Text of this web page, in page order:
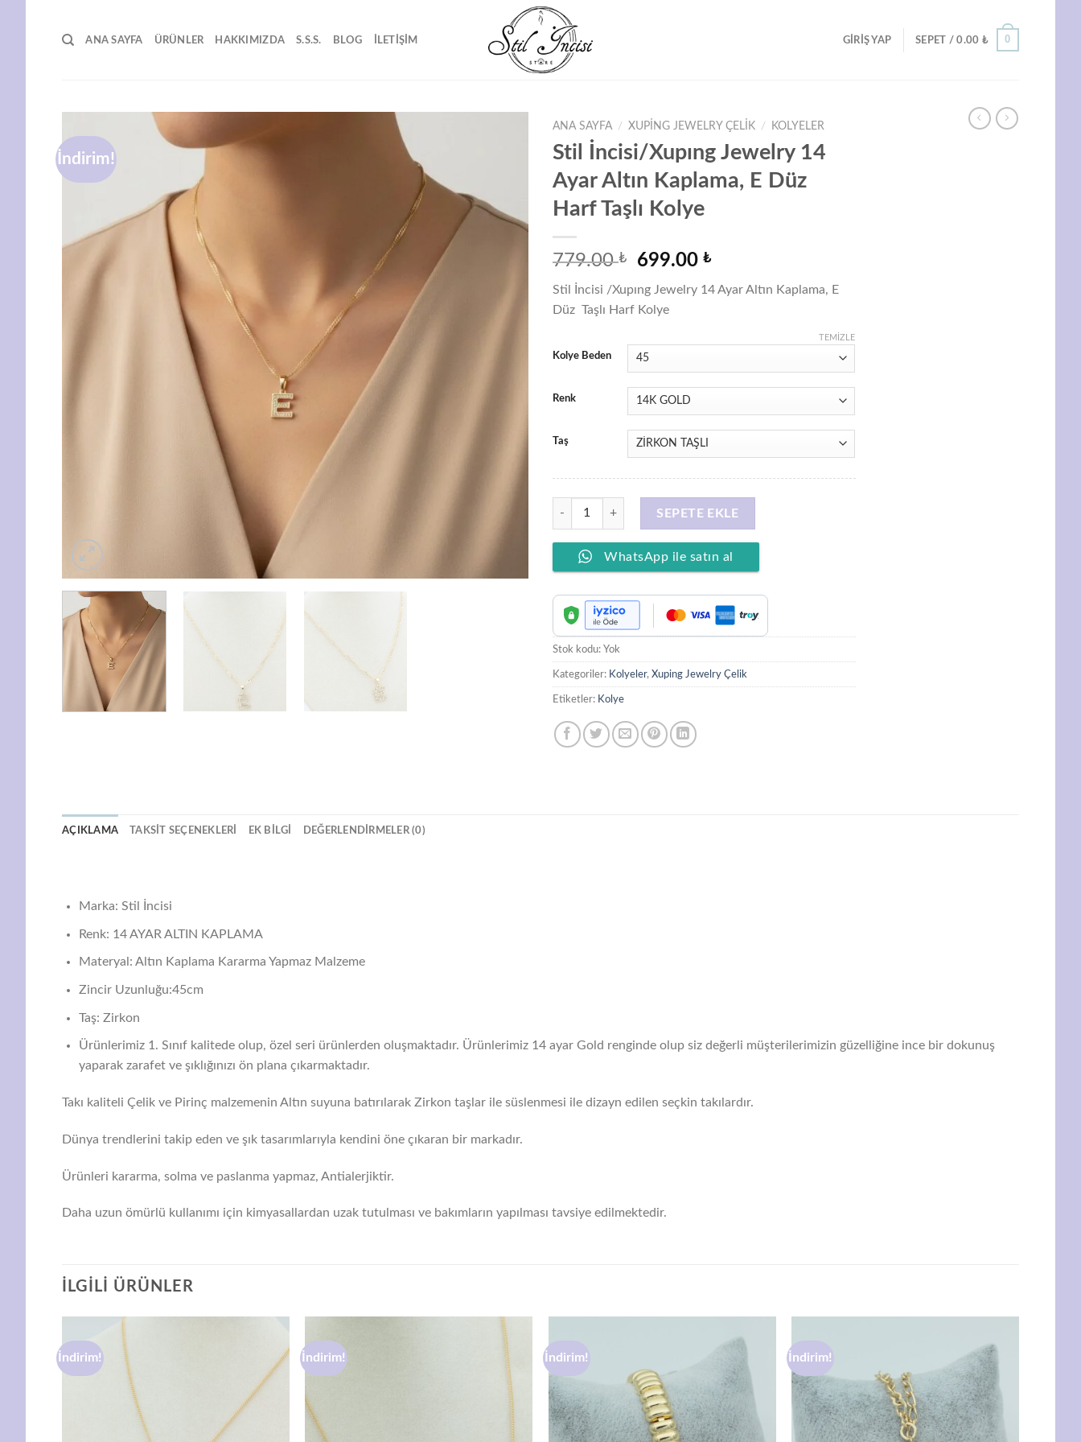
ANA SAYFA ÜRÜNLER HAKKIMIZDA S.S.S. BLOG İLETIŞIM GIRIŞ YAP SEPET /0.00 ₺ 0
İndirim!
Favorilere
ekle
ANA SAYFA / XUPING JEWELRY ÇELIK / KOLYELER
Stil İncisi/Xupıng Jewelry 14
Ayar Altın Kaplama, E Düz
Harf Taşlı Kolye
779.00₺
Orijinal
779.00 ₺.
699.00₺Şu
fiyat:
Stil İncisi /Xupıng Jewelry 14 Ayar Altın Kaplama, E
Düz Taşlı Harf Kolye
Kolye Beden
Renk
Taş
TEMIZLE
Stil İncisi/Xupıng Jewelry 14 Ayar Altın Kaplama, E Düz Harf Taşlı Kolye adet
SEPETE EKLE
WhatsApp ile satın al
Stok kodu: Yok
Kategoriler: Kolyeler, Xuping Jewelry Çelik
Etiketler: Kolye
AÇIKLAMA TAKSIT SEÇENEKLERI EK BILGI DEĞERLENDIRMELER (0)
Marka: Stil İncisi
Renk: 14 AYAR ALTIN KAPLAMA
Materyal: Altın Kaplama Kararma Yapmaz Malzeme
Zincir Uzunluğu:45cm
Taş: Zirkon
Ürünlerimiz 1. Sınıf kalitede olup, özel seri ürünlerden oluşmaktadır. Ürünlerimiz 14 ayar Gold renginde olup siz değerli müşterilerimizin güzelliğine ince bir dokunuş
yaparak zarafet ve şıklığınızı ön plana çıkarmaktadır.
Takı kaliteli Çelik ve Pirinç malzemenin Altın suyuna batırılarak Zirkon taşlar ile süslenmesi ile dizayn edilen seçkin takılardır.
Dünya trendlerini takip eden ve şık tasarımlarıyla kendini öne çıkaran bir markadır.
Ürünleri kararma, solma ve paslanma yapmaz, Antialerjiktir.
Daha uzun ömürlü kullanımı için kimyasallardan uzak tutulması ve bakımların yapılması tavsiye edilmektedir.
İLGILI ÜRÜNLER
İndirim!
Favorilere
ekle
İndirim!
Favorilere
İndirim!
Favorilere
İndirim!
Favorilere
ekle